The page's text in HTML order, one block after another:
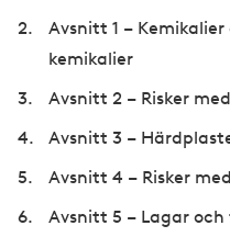
Avsnitt 1 –
kemikalier
Avsnitt 2 – Risker
Avsnitt 3 –
Avsnitt 4 – Risker
Avsnitt 5 – Lagar